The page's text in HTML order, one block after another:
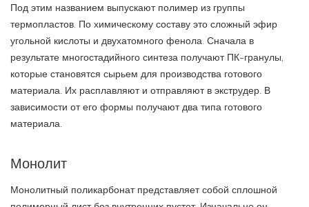
Под этим названием выпускают полимер из группы
термопластов. По химическому составу это сложный эфир
угольной кислоты и двухатомного фенола. Сначала в
результате многостадийного синтеза получают ПК-гранулы,
которые становятся сырьем для производства готового
материала. Их расплавляют и отправляют в экструдер. В
зависимости от его формы получают два типа готового
материала.
Монолит
Монолитный поликарбонат представляет собой сплошной